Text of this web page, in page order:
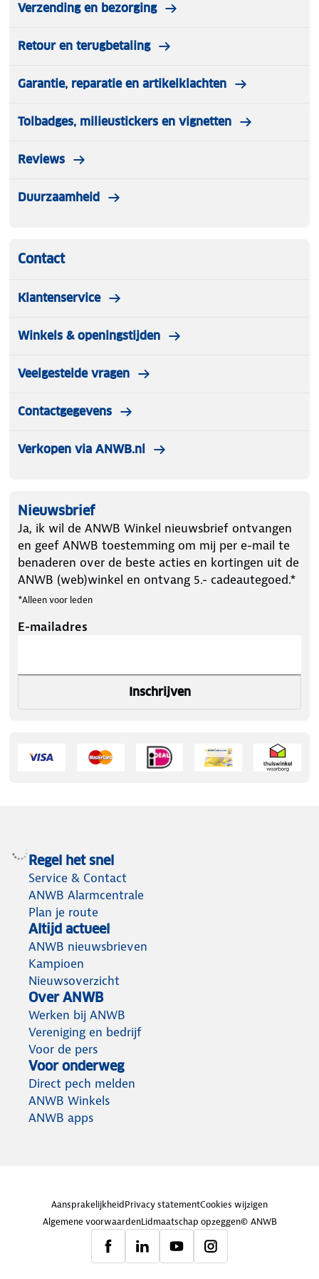
Verzending en bezorging
Retour en terugbetaling
Garantie, reparatie en artikelklachten
Tolbadges, milieustickers en vignetten
Reviews
Duurzaamheid
Contact
Klantenservice
Winkels & openingstijden
Veelgestelde vragen
Contactgegevens
Verkopen via ANWB.nl
Nieuwsbrief
Ja, ik wil de ANWB Winkel nieuwsbrief ontvangen
en geef ANWB toestemming om mij per e-mail te
benaderen over de beste acties en kortingen uit de
ANWB (web)winkel en ontvang 5.- cadeautegoed.*
*Alleen voor leden
E-mailadres
Inschrijven
Regel het snel
Service & Contact
ANWB Alarmcentrale
Plan je route
Altijd actueel
ANWB nieuwsbrieven
Kampioen
Nieuwsoverzicht
Over ANWB
Werken bij ANWB
Vereniging en bedrijf
Voor de pers
Voor onderweg
Direct pech melden
ANWB Winkels
ANWB apps
AansprakelijkheidPrivacy statementCookies wijzigen
Algemene voorwaardenLidmaatschap opzeggen© ANWB